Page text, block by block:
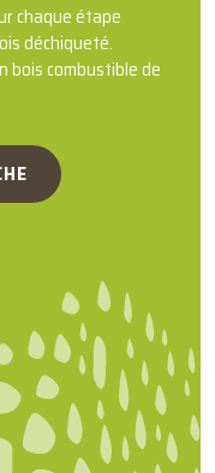
chaque étape
déchiqueté.
bois combustible de